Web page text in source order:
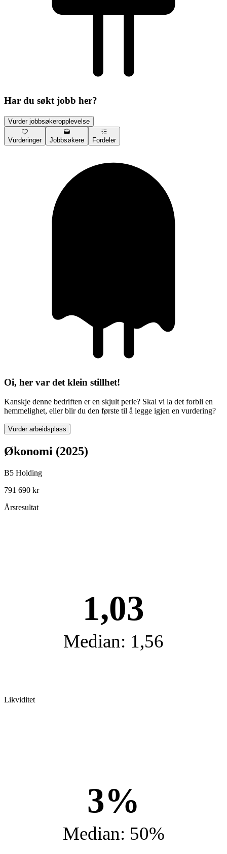
Har du søkt jobb her?
Vurder jobbsøkeropplevelse
Vurderinger Jobbsøkere Fordeler
Oi, her var det klein stillhet!
Kanskje denne bedriften er en skjult perle? Skal vi la det forbli en
hemmelighet, eller blir du den første til å legge igjen en vurdering?
Vurder arbeidsplass
Økonomi (2025)
B5 Holding
791 690 kr
Årsresultat
1,03
Median: 1,56
Likviditet
3%
Median: 50%